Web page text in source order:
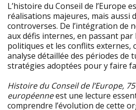
L’histoire du Conseil de l’Europe
réalisations majeures, mais aussi
controverses. De l’intégration de
aux défis internes, en passant par
politiques et les conflits externes,
analyse détaillée des périodes de
stratégies adoptées pour y faire
Histoire du Conseil de l’Europe,
européenneest une lecture
comprendre l’évolution de cette